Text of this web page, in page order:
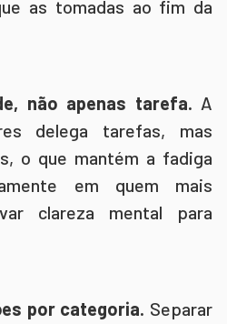
as tomadas ao fim da
não apenas tarefa. A
delega tarefas, mas
o que mantém a fadiga
em quem mais
clareza mental para
por categoria. Separar